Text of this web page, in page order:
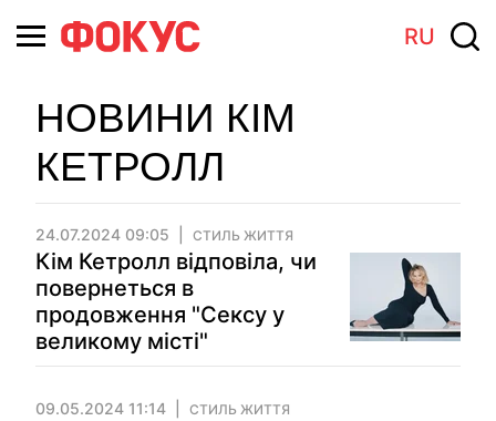
RU
НОВИНИ КІМ
КЕТРОЛЛ
24.07.2024 09:05 СТИЛЬ ЖИТТЯ
Кім Кетролл відповіла, чи
повернеться в
продовження "Сексу у
великому місті"
09.05.2024 11:14 СТИЛЬ ЖИТТЯ